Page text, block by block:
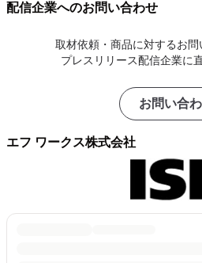
配信企業へのお問い合わせ
取材依頼・商品に対するお問
プレスリリース配信企業に
お問い合
エフ ワークス株式会社